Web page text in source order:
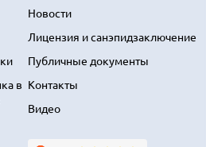
в
Новости
Лицензия и санэпидзаключение
Публичные документы
Контакты
Видео